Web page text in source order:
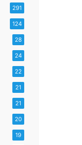
291
124
28
24
22
21
21
20
19